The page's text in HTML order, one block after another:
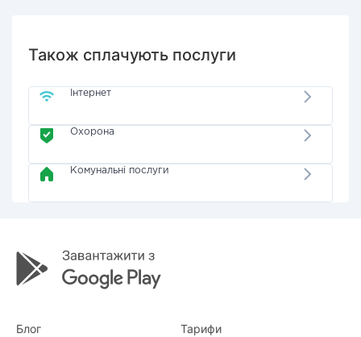
Також сплачують послуги
Інтернет
Охорона
Комунальні послуги
Блог Тарифи